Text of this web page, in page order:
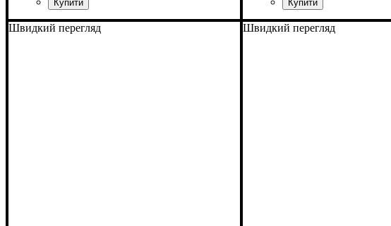
Швидкий перегляд Швидкий перегляд